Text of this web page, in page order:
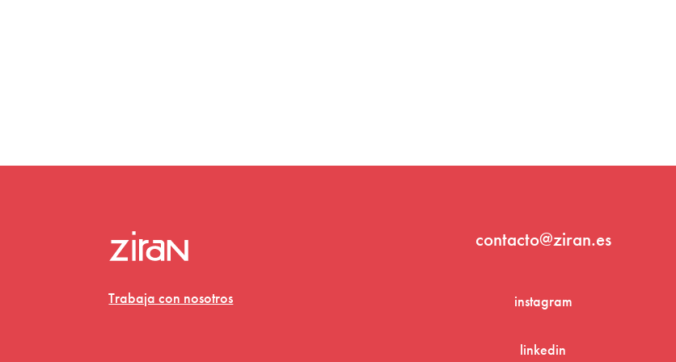
Trabaja con nosotros
contacto@ziran.es
instagram
linkedin